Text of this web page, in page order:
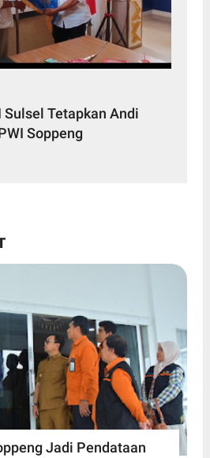
Sulsel Tetapkan Andi
Soppeng
Jadi Pendataan